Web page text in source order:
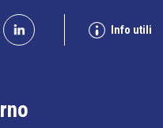
Info utili